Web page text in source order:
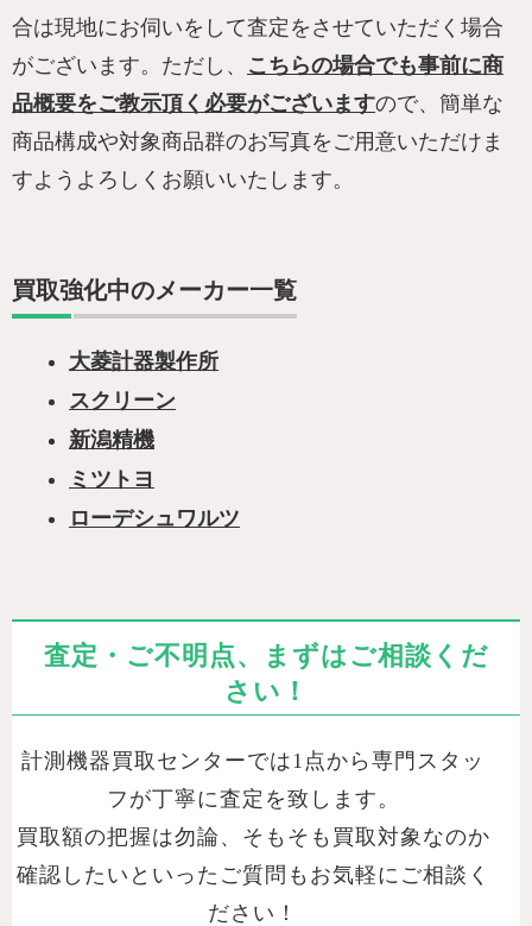
合は現地にお伺いをして査定をさせていただく場合
がございます。ただし、 こちらの場合でも事前に商
品概要をご教示頂く必要がございますので、簡単な
商品構成や対象商品群のお写真をご用意いただけま
すようよろしくお願いいたします。
買取強化中のメーカー一覧
大菱計器製作所
スクリーン
新潟精機
ミツトヨ
ローデシュワルツ
査定・ご不明点、まずはご相談くだ
さい！
計測機器買取センターでは1点から専門スタッ
フが丁寧に査定を致します。
買取額の把握は勿論、そもそも買取対象なのか
確認したいといったご質問もお気軽にご相談く
ださい！